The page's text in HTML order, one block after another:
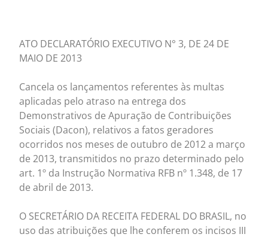
ATO DECLARATÓRIO EXECUTIVO N° 3, DE 24 DE
MAIO DE 2013
Cancela os lançamentos referentes às multas
aplicadas pelo atraso na entrega dos
Demonstrativos de Apuração de Contribuições
Sociais (Dacon), relativos a fatos geradores
ocorridos nos meses de outubro de 2012 a março
de 2013, transmitidos no prazo determinado pelo
art. 1º da Instrução Normativa RFB nº 1.348, de 17
de abril de 2013.
O SECRETÁRIO DA RECEITA FEDERAL DO BRASIL, no
uso das atribuições que lhe conferem os incisos III